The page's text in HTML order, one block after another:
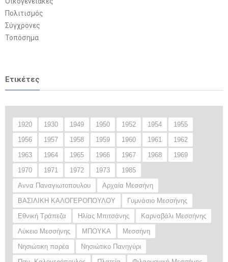
Πολιτισμός
Σύγχρονες
Τοπόσημα
Ετικέτες
1920 1930 1949 1950 1952 1954
1955
1956
1957 1958 1959 1960 1961
1962
1963
1964 1965 1966 1967 1968
1969
1970
1971 1972 1973
1985
Αννα Παναγιωτοπουλου
Αρχαία Μεσσήνη
ΒΑΣΙΛΙΚΗ ΚΑΛΟΓΕΡΟΠΟΥΛΟΥ
Γυμνάσιο Μεσσήνης
Εθνική Τράπεζα
Ηλίας Μπιτσάνης
Καρναβάλι Μεσσήνης
Λύκειο Μεσσήνης
ΜΠΟΥΚΑ
Μεσσήνη
Νησιώτικη παρέα
Νησιώτικο Πανηγύρι